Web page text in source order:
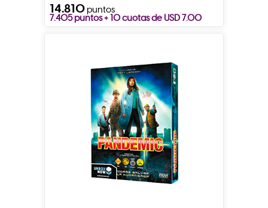
14.810puntos
7.405 puntos + 10 cuotas de USD 7.00